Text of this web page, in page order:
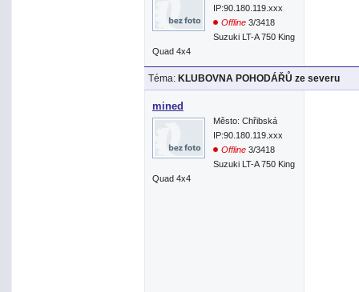
IP:90.180.119.xxx
Offline 3/3418
Suzuki LT-A 750 King
Quad 4x4
Téma: KLUBOVNA POHODÁŘŮ ze severu
mined
Město: Chřibská
IP:90.180.119.xxx
Offline 3/3418
Suzuki LT-A 750 King
Quad 4x4